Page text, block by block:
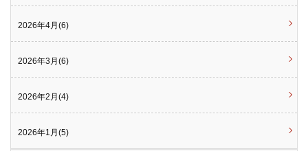
2026年4月(6)
2026年3月(6)
2026年2月(4)
2026年1月(5)